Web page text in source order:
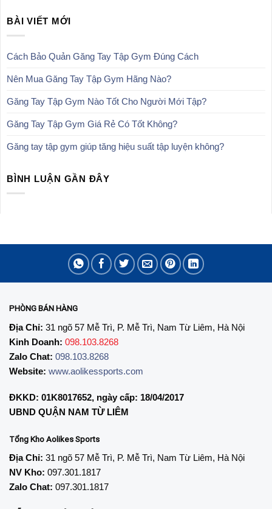
BÀI VIẾT MỚI
Cách Bảo Quản Găng Tay Tập Gym Đúng Cách
Nên Mua Găng Tay Tập Gym Hãng Nào?
Găng Tay Tập Gym Nào Tốt Cho Người Mới Tập?
Găng Tay Tập Gym Giá Rẻ Có Tốt Không?
Găng tay tập gym giúp tăng hiệu suất tập luyện không?
BÌNH LUẬN GẦN ĐÂY
PHÒNG BÁN HÀNG
Địa Chỉ: 31 ngõ 57 Mễ Trì, P. Mễ Trì, Nam Từ Liêm, Hà Nội
Kinh Doanh: 098.103.8268
Zalo Chat: 098.103.8268
Website: www.aolikessports.com
ĐKKD: 01K8017652, ngày cấp: 18/04/2017
UBND QUẬN NAM TỪ LIÊM
Tổng Kho Aolikes Sports
Địa Chỉ: 31 ngõ 57 Mễ Trì, P. Mễ Trì, Nam Từ Liêm, Hà Nội
NV Kho: 097.301.1817
Zalo Chat: 097.301.1817